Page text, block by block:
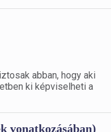
abban, hogy aki
ki képviselheti a
vonatkozásában)